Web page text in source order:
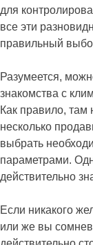
для
все эти
правильный
Разумеется,
знакомства с
Как правило, там
несколько
выбрать
параметрами.
действительно
Если никакого
или же вы